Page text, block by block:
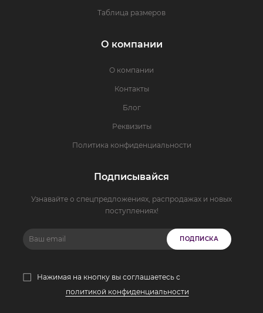
Таблица размеров
О компании
О компании
Контакты
Блог
Реквизиты
Политика конфиденциальности
Подписывайся
Узнавайте о спецпредложениях, распродажах и новых
поступлениях!
ПОДПИСКА
Нажимая на кнопку вы соглашаетесь с
политикой конфиденциальности